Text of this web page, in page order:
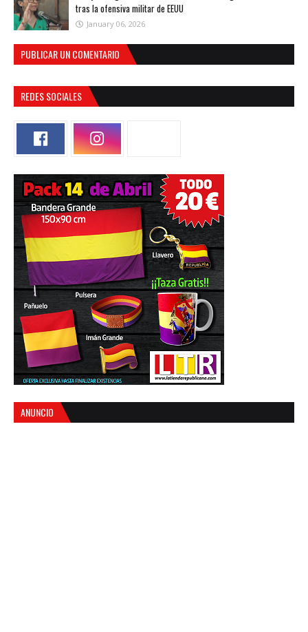
tras la ofensiva militar de EEUU
January 06, 2026
PUBLICAR UN COMENTARIO
REDES SOCIALES
ANUNCIO